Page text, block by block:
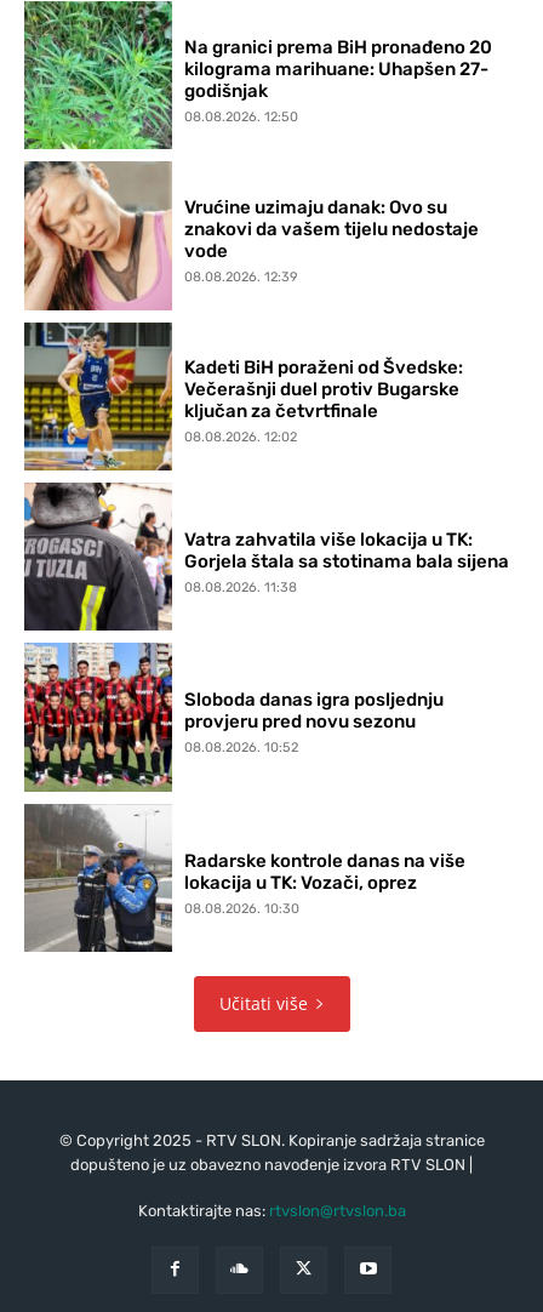
Na granici prema BiH pronađeno 20
kilograma marihuane: Uhapšen 27-
godišnjak
08.08.2026. 12:50
Vrućine uzimaju danak: Ovo su
znakovi da vašem tijelu nedostaje
vode
08.08.2026. 12:39
Kadeti BiH poraženi od Švedske:
Večerašnji duel protiv Bugarske
ključan za četvrtfinale
08.08.2026. 12:02
Vatra zahvatila više lokacija u TK:
Gorjela štala sa stotinama bala sijena
08.08.2026. 11:38
Sloboda danas igra posljednju
provjeru pred novu sezonu
08.08.2026. 10:52
Radarske kontrole danas na više
lokacija u TK: Vozači, oprez
08.08.2026. 10:30
Učitati više
© Copyright 2025 - RTV SLON. Kopiranje sadržaja stranice
dopušteno je uz obavezno navođenje izvora RTV SLON |
Kontaktirajte nas: rtvslon@rtvslon.ba